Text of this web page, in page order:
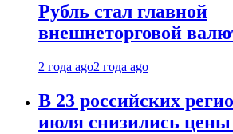
Рубль стал главной
внешнеторговой
2 года ago2 года ago
В 23 российских
июля снизились цены